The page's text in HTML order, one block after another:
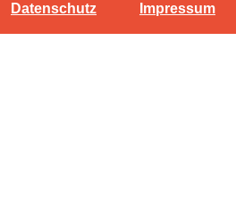
Datenschutz Impressum